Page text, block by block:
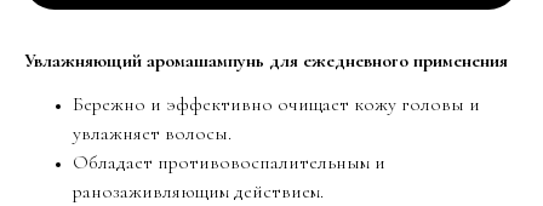
Увлажняющий аромашампунь для ежедневного применения
Бережно и эффективно очищает кожу головы и
увлажняет волосы.
Обладает противовоспалительным и
ранозаживляющим действием.